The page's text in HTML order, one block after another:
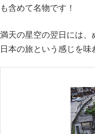
も含めて名物です！
満天の星空の翌日には、
日本の旅という感じを味